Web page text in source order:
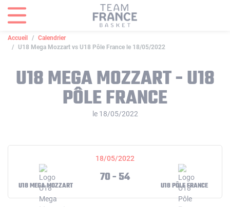
Accueil
Calendrier
U18 Mega Mozzart vs U18 Pôle France le 18/05/2022
U18 MEGA MOZZART - U18
PÔLE FRANCE
le 18/05/2022
18/05/2022
U18 MEGA MOZZART
70 - 54
U18 PÔLE FRANCE
Panneau de gestion des cookies